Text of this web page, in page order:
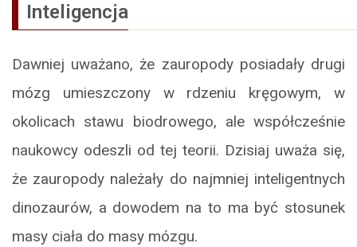
Inteligencja
Dawniej uważano, że zauropody posiadały drugi
mózg umieszczony w rdzeniu kręgowym, w
okolicach stawu biodrowego, ale współcześnie
naukowcy odeszli od tej teorii. Dzisiaj uważa się,
że zauropody należały do najmniej inteligentnych
dinozaurów, a dowodem na to ma być stosunek
masy ciała do masy mózgu.